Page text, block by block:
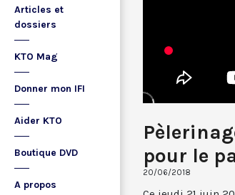
Articles et
dossiers
KTO Mag
Donner mon IFI
Aider KTO
Boutique DVD
A propos
pour le
20/06/2018